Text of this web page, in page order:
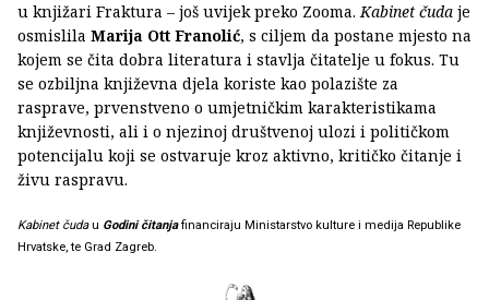
u knjižari Fraktura – još uvijek preko Zooma.Kabinet čuda je
osmislila Marija Ott Franolić, s ciljem da postane mjesto na
kojem se čita dobra literatura i stavlja čitatelje u fokus. Tu
se ozbiljna književna djela koriste kao polazište za
rasprave, prvenstveno o umjetničkim karakteristikama
književnosti, ali i o njezinoj društvenoj ulozi i političkom
potencijalu koji se ostvaruje kroz aktivno, kritičko čitanje i
živu raspravu.
Kabinet čudau Godini čitanjafinanciraju Ministarstvo kulture i medija Republike
Hrvatske, te Grad Zagreb.